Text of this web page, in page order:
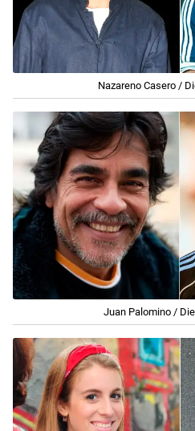
Nazareno Casero /
Juan Palomino /